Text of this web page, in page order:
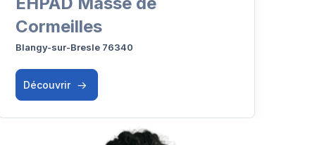
Cormeilles
Blangy-sur-Bresle 76340
Découvrir